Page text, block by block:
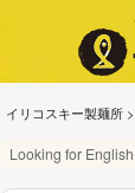
イリコスキー製麺所 >
Looking for